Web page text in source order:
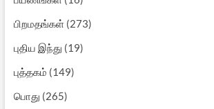
பிறமதங்கள்(273)
புதிய இந்து (19)
புத்தகம் (149)
பொது (265)